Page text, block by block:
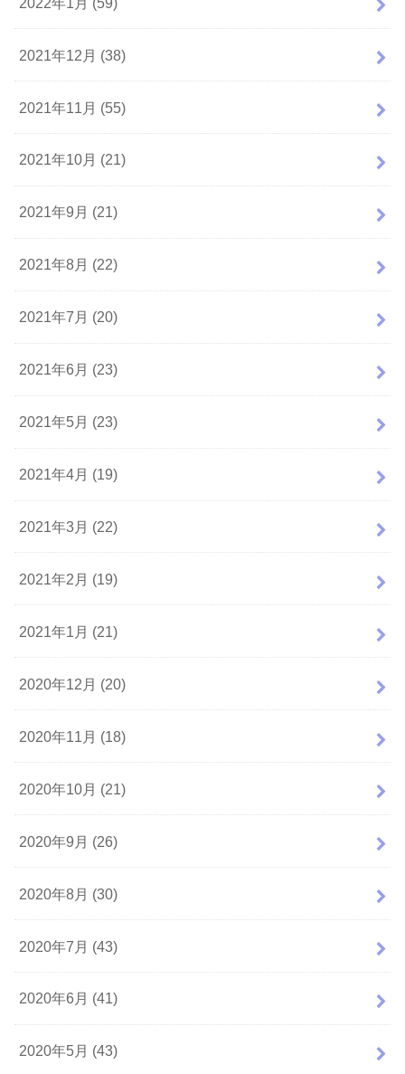
2021年12月 (38)
2021年11月 (55)
2021年10月 (21)
2021年9月 (21)
2021年8月 (22)
2021年7月 (20)
2021年6月 (23)
2021年5月 (23)
2021年4月 (19)
2021年3月 (22)
2021年2月 (19)
2021年1月 (21)
2020年12月 (20)
2020年11月 (18)
2020年10月 (21)
2020年9月 (26)
2020年8月 (30)
2020年7月 (43)
2020年6月 (41)
2020年5月 (43)